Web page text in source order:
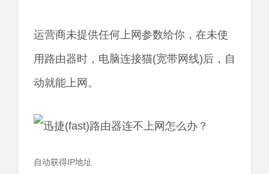
运营商未提供任何上网参数给你，在未使
用路由器时，电脑连接猫(宽带网线)后，自
动就能上网。
自动获得IP地址